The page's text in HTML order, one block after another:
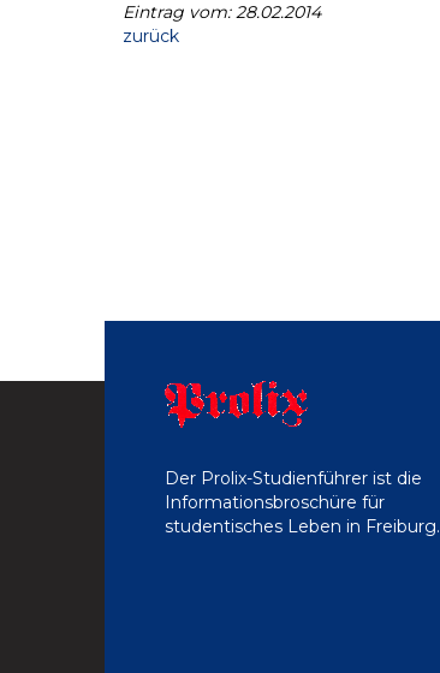
Eintrag vom: 28.02.2014
zurück
Der Prolix-Studienführer ist die
Informationsbroschüre für
studentisches Leben in Freiburg.